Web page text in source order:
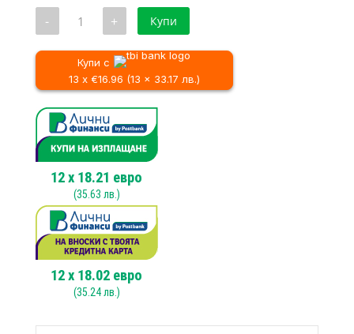
- количество
Ъглошлайф
Metabo
WE
17-
125
1700W,
125mm
+ Купи
Купи с
13 x €16.96 (13 x 33.17 лв.)
12x 18.21 евро
(35.63 лв.)
12x 18.02 евро
(35.24лв.)